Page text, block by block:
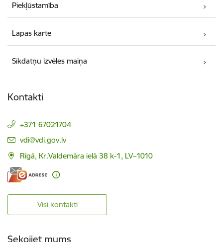
Piekļūstamība
Lapas karte
Sīkdatņu izvēles maiņa
Kontakti
+371 67021704
E-pasts:
vdi@vdi.gov.lv
Rīgā, Kr.Valdemāra ielā 38 k-1, LV–1010
Visi kontakti
Sekojiet mums